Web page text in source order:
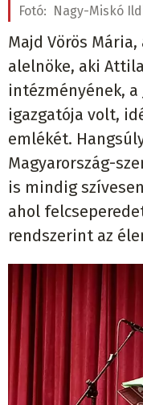
Fotó: Nagy-Miskó
Majd Vörös Mária,
alelnöke, aki
intézményének, a
igazgatója volt,
emlékét.
Magyarország-
is mindig
ahol
rendszerint az